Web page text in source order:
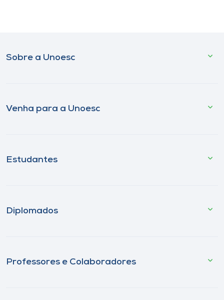
Sobre a Unoesc
Venha para a Unoesc
Estudantes
Diplomados
Professores e Colaboradores